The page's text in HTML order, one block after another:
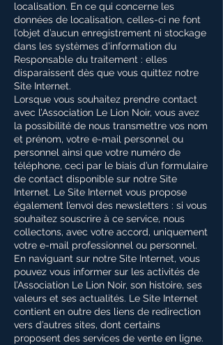
localisation. En ce qui concerne les
données de localisation, celles-ci ne font
l’objet d’aucun enregistrement ni stockage
dans les systèmes d’information du
Responsable du traitement : elles
disparaissent dès que vous quittez notre
Site Internet.
Lorsque vous souhaitez prendre contact
avec l’Association Le Lion Noir, vous avez
la possibilité de nous transmettre vos nom
et prénom, votre e-mail personnel ou
personnel ainsi que votre numéro de
téléphone, ceci par le biais d’un formulaire
de contact disponible sur notre Site
Internet. Le Site Internet vous propose
également l’envoi des newsletters : si vous
souhaitez souscrire à ce service, nous
collectons, avec votre accord, uniquement
votre e-mail professionnel ou personnel.
En naviguant sur notre Site Internet, vous
pouvez vous informer sur les activités de
l’Association Le Lion Noir, son histoire, ses
valeurs et ses actualités. Le Site Internet
contient en outre des liens de redirection
vers d’autres sites, dont certains
proposent des services de vente en ligne.